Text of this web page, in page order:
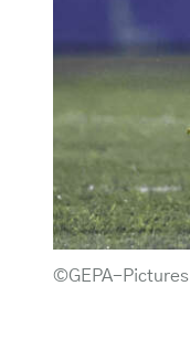
©GEPA-Pictures